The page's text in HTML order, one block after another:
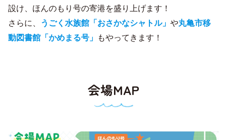
設け、ほんのもり号の寄港を盛り上げます！
さらに、 うごく水族館「おさかなシャトル」や丸亀市移
動図書館「かめまる号」
もやってきます！
会場MAP